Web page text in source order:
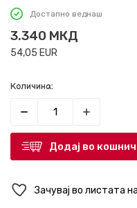
Достапно веднаш
3.340 МКД
54,05 EUR
Количина:
Додај во
Зачувај во листата